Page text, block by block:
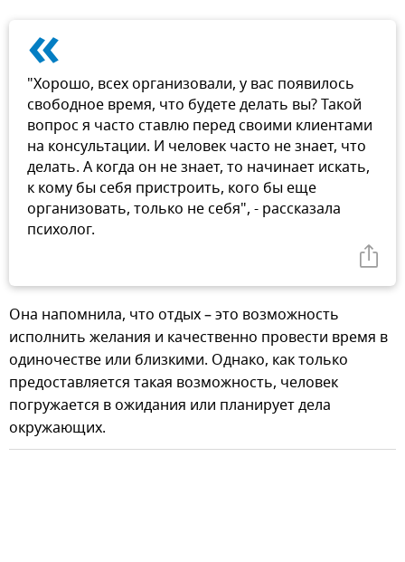
«
"Хорошо, всех организовали, у вас появилось
свободное время, что будете делать вы? Такой
вопрос я часто ставлю перед своими клиентами
на консультации. И человек часто не знает, что
делать. А когда он не знает, то начинает искать,
к кому бы себя пристроить, кого бы еще
организовать, только не себя", - рассказала
психолог.
Она напомнила, что отдых – это возможность
исполнить желания и качественно провести время в
одиночестве или близкими. Однако, как только
предоставляется такая возможность, человек
погружается в ожидания или планирует дела
окружающих.